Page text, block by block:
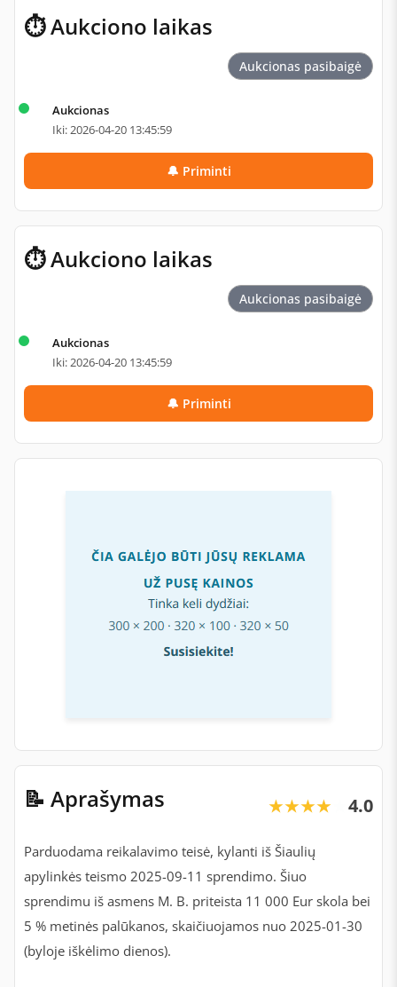
📝 Aprašymas ★★★★★
★★★★★ 4.0
Parduodama reikalavimo teisė, kylanti iš Šiaulių
apylinkės teismo 2025-09-11 sprendimo. Šiuo
sprendimu iš asmens M. B. priteista 11 000 Eur skola bei
5 % metinės palūkanos, skaičiuojamos nuo 2025-01-30
(byloje iškėlimo dienos).
⏱ Aukciono laikas
Aukcionas pasibaigė
Aukcionas
Iki: 2026-04-20 13:45:59
🔔 Priminti
⏱ Aukciono laikas
Aukcionas pasibaigė
Aukcionas
Iki: 2026-04-20 13:45:59
🔔 Priminti